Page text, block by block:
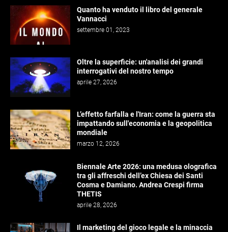
Quanto ha venduto il libro del generale
Vannacci
settembre 01, 2023
Oltre la superficie: un'analisi dei grandi
interrogativi del nostro tempo
aprile 27, 2026
L’effetto farfalla e l'Iran: come la guerra sta
impattando sull'economia e la geopolitica
mondiale
marzo 12, 2026
Biennale Arte 2026: una medusa olografica
tra gli affreschi dell’ex Chiesa dei Santi
Cosma e Damiano. Andrea Crespi firma
THETIS
aprile 28, 2026
Il marketing del gioco legale e la minaccia